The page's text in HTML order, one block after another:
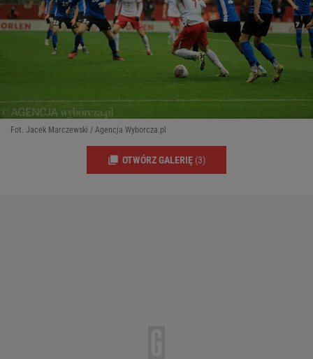
Fot. Jacek Marczewski / Agencja Wyborcza.pl
OTWÓRZ GALERIĘ (3)